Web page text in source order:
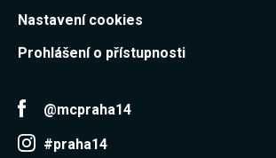
Nastavení cookies
Prohlášení o přístupnosti
@mcpraha14
#praha14